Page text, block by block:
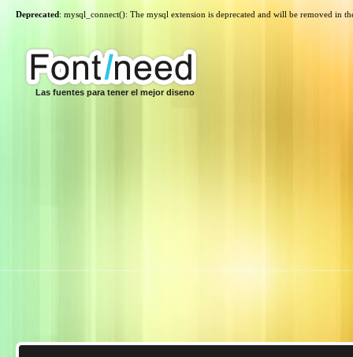
Deprecated: mysql_connect(): The mysql extension is deprecated and will be removed in
Las fuentes para tener el mejor diseno